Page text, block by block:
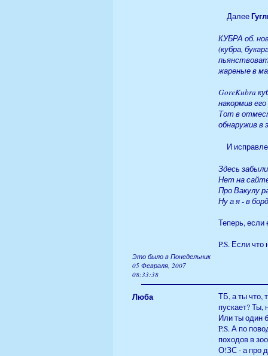
Далее
КУБРА об.
(кубра,
жареные в
GoreKubra
накормив
Тот в
обнаружив в
И
Здесь
Нет на
Про Вакулу
Ну а я - в
Теперь,
P.S. Если
Это было в Понедельник
05 Февраля, 2007
08:33:38
Люба
ТБ, а ты что,
пускает? Ты,
Или ты один
P.S. А по
походов в
О!ЗС - а про